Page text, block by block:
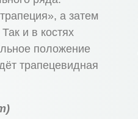
а затем
и в костях
положение
трапецевидная